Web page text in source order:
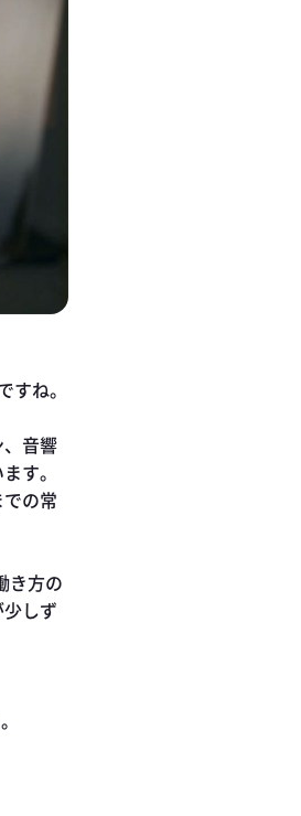
ね。
音響
す。
の常
き方の
しず